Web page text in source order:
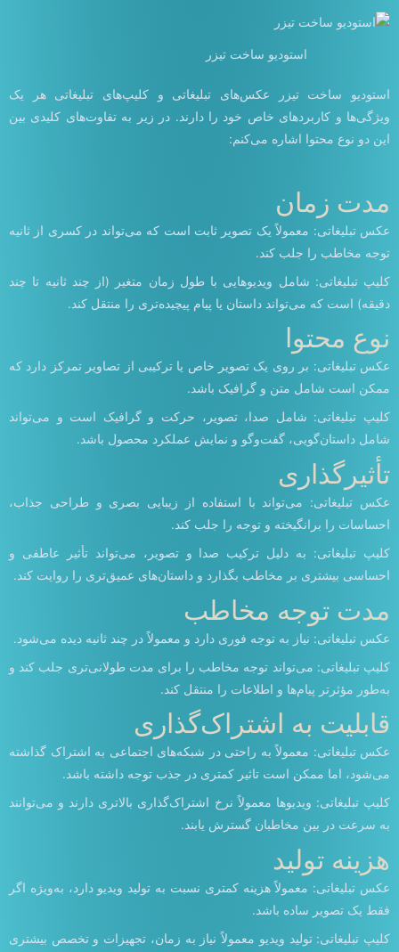
استودیو ساخت تیزر
استودیو ساخت تیزر عکس‌های تبلیغاتی و کلیپ‌های تبلیغاتی هر یک
ویژگی‌ها و کاربردهای خاص خود را دارند. در زیر به تفاوت‌های کلیدی بین
این دو نوع محتوا اشاره می‌کنم:
مدت زمان
عکس تبلیغاتی: معمولاً یک تصویر ثابت است که می‌تواند در کسری از ثانیه
توجه مخاطب را جلب کند.
کلیپ تبلیغاتی: شامل ویدیوهایی با طول زمان متغیر (از چند ثانیه تا چند
دقیقه) است که می‌تواند داستان یا پیام پیچیده‌تری را منتقل کند.
نوع محتوا
عکس تبلیغاتی: بر روی یک تصویر خاص یا ترکیبی از تصاویر تمرکز دارد که
ممکن است شامل متن و گرافیک باشد.
کلیپ تبلیغاتی: شامل صدا، تصویر، حرکت و گرافیک است و می‌تواند
شامل داستان‌گویی، گفت‌وگو و نمایش عملکرد محصول باشد.
تأثیرگذاری
عکس تبلیغاتی: می‌تواند با استفاده از زیبایی بصری و طراحی جذاب،
احساسات را برانگیخته و توجه را جلب کند.
کلیپ تبلیغاتی: به دلیل ترکیب صدا و تصویر، می‌تواند تأثیر عاطفی و
احساسی بیشتری بر مخاطب بگذارد و داستان‌های عمیق‌تری را روایت کند.
مدت توجه مخاطب
عکس تبلیغاتی: نیاز به توجه فوری دارد و معمولاً در چند ثانیه دیده می‌شود.
کلیپ تبلیغاتی: می‌تواند توجه مخاطب را برای مدت طولانی‌تری جلب کند و
به‌طور مؤثرتر پیام‌ها و اطلاعات را منتقل کند.
قابلیت به اشتراک‌گذاری
عکس تبلیغاتی: معمولاً به راحتی در شبکه‌های اجتماعی به اشتراک گذاشته
می‌شود، اما ممکن است تاثیر کمتری در جذب توجه داشته باشد.
کلیپ تبلیغاتی: ویدیوها معمولاً نرخ اشتراک‌گذاری بالاتری دارند و می‌توانند
به سرعت در بین مخاطبان گسترش یابند.
هزینه تولید
عکس تبلیغاتی: معمولاً هزینه کمتری نسبت به تولید ویدیو دارد، به‌ویژه اگر
فقط یک تصویر ساده باشد.
کلیپ تبلیغاتی: تولید ویدیو معمولاً نیاز به زمان، تجهیزات و تخصص بیشتری